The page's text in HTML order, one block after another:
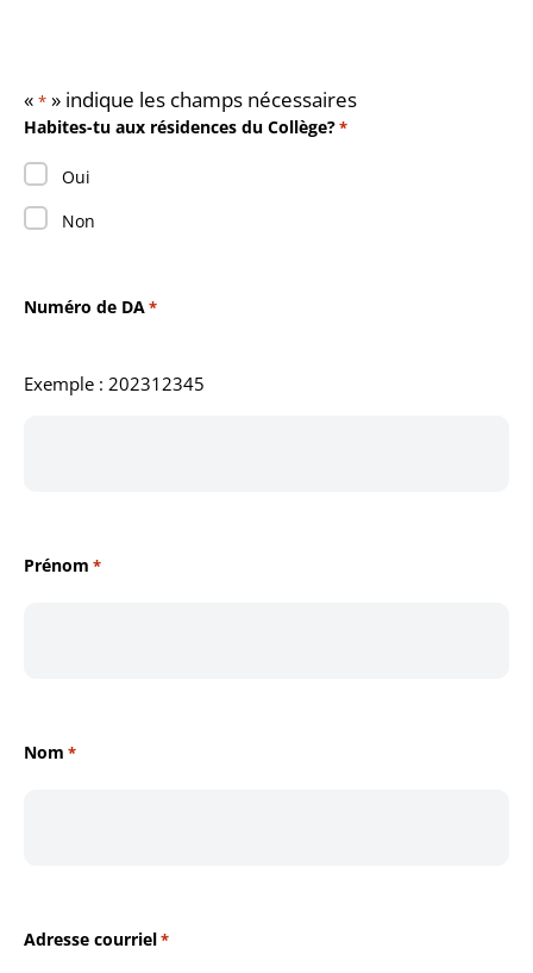
« * » indique les champs nécessaires
Habites-tu aux résidences du Collège?*
Oui
Non
Numéro de DA*
Exemple : 202312345
Prénom *
Nom *
Adresse courriel*